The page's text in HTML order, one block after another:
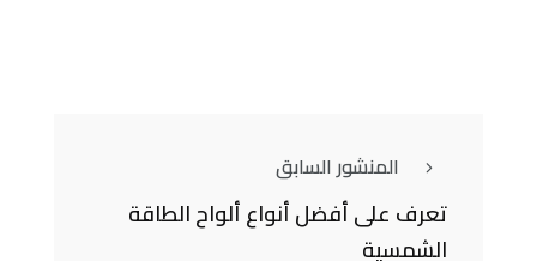
المنشور السابق
تعرف على أفضل أنواع ألواح الطاقة
الشمسية